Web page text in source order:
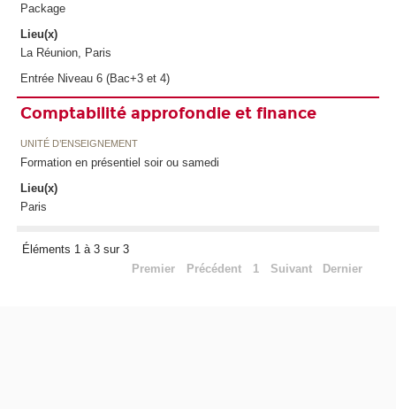
Package
Lieu(x)
La Réunion, Paris
Entrée Niveau 6 (Bac+3 et 4)
Comptabilité approfondie et finance
UNITÉ D’ENSEIGNEMENT
Formation en présentiel soir ou samedi
Lieu(x)
Paris
Éléments 1 à 3 sur 3
Premier
Précédent 1 Suivant Dernier